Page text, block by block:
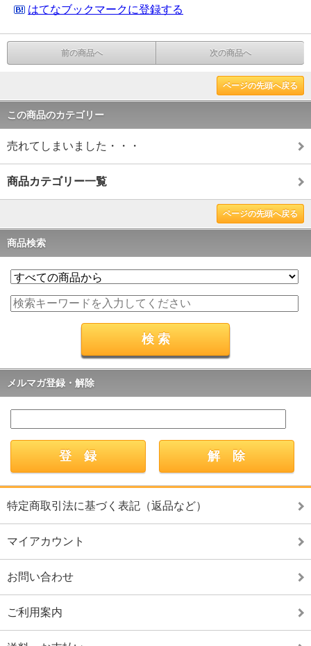
はてなブックマークに登録する
前の商品へ 次の商品へ
ページの先頭へ戻る
この商品のカテゴリー
売れてしまいました・・・
商品カテゴリー一覧
ページの先頭へ戻る
商品検索
メルマガ登録・解除
特定商取引法に基づく表記（返品など）
マイアカウント
お問い合わせ
ご利用案内